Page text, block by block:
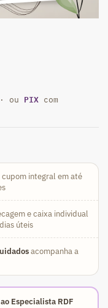
ou PIX com
integral em até
e caixa individual
úteis
acompanha a
Especialista RDF